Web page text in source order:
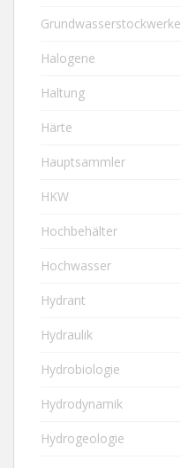
Grundwasserstockwerke
Halogene
Haltung
Härte
Hauptsammler
HKW
Hochbehälter
Hochwasser
Hydrant
Hydraulik
Hydrobiologie
Hydrodynamik
Hydrogeologie